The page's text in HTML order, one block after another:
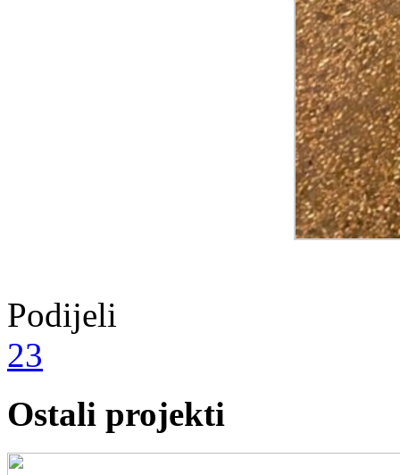
Podijeli
23
Ostali projekti